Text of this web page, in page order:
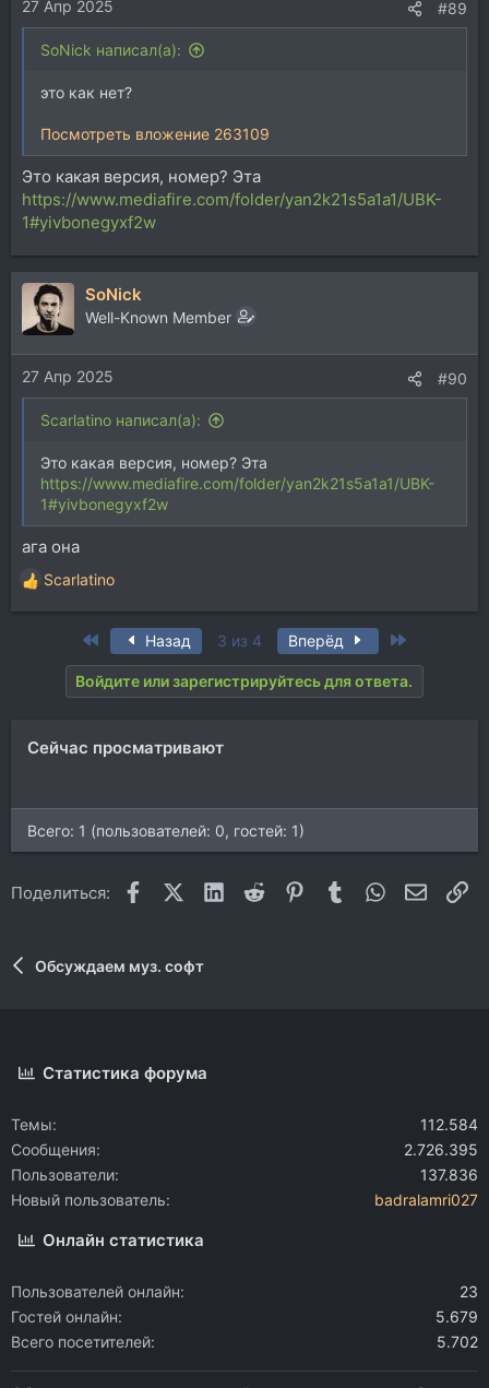
27 Апр 2025 #89
SoNick написал(а):
это как нет?
Посмотреть вложение 263109
Это какая версия, номер? Эта
https://www.mediafire.com/folder/yan2k21s5a1a1/UBK-
1#yivbonegyxf2w
SoNick
Well-Known Member
27 Апр 2025 #90
Scarlatino написал(а):
Это какая версия, номер? Эта
https://www.mediafire.com/folder/yan2k21s5a1a1/UBK-
1#yivbonegyxf2w
ага она
Р
е
Scarlatino
First Назад 3 из 4 Вперёд
Войдите или зарегистрируйтесь для ответа.
Сейчас просматривают
Всего: 1 (пользователей: 0, гостей: 1)
Поделиться: FacebookX (Twitter)
LinkedIn
Reddit Pinterest
Tumblr WhatsApp
Обсуждаем муз. софт
Статистика форума
Темы
112.584
Сообщения
2.726.395
Пользователи
137.836
Новый пользователь
badralamri027
Онлайн статистика
Пользователей онлайн
23
Гостей онлайн
5.679
Всего посетителей
5.702